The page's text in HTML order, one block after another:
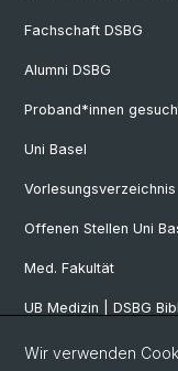
Fachschaft DSBG
Alumni DSBG
Proband*innen
Uni Basel
Vorlesungsverzeichnis
Offenen Stellen Uni
Med. Fakultät
UB Medizin | DSBG
Wir verwenden